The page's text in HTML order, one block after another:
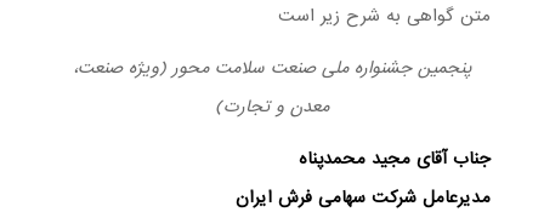
متن گواهی به شرح زیر است
پنجمین جشنواره ملی صنعت سلامت محور (ویژه صنعت،
معدن و تجارت)
جناب آقای مجید محمدپناه
مدیرعامل شرکت سهامی فرش ایران